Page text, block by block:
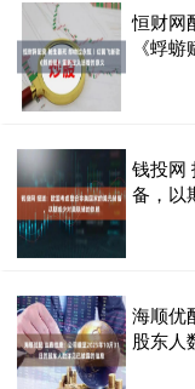
恒财网
《蜉
钱投网
备，以
海顺优
股东人